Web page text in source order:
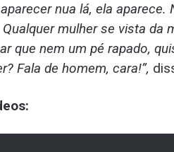
nua lá, ela
mulher se vista da
que nem um pé rapado,
Fala de homem, cara!”,